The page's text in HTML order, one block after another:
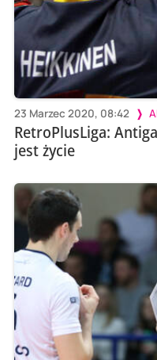
23 Marzec 2020, 08:42
RetroPlusLiga:
jest życie